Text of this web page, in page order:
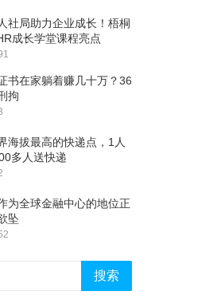
社局助力企业成长！梧桐
成长学堂课程亮点
书在家躺着赚几十万？36
拘
海拔最高的快递点，1人
多人送快递
为全球金融中心的地位正
坠
搜索